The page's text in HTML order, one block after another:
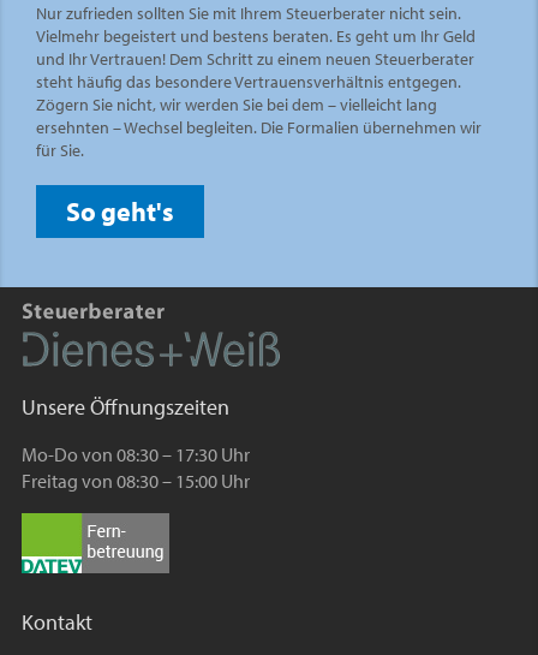
Nur zufrieden sollten Sie mit Ihrem Steuerberater nicht sein.
Vielmehr begeistert und bestens beraten. Es geht um Ihr Geld
und Ihr Vertrauen! Dem Schritt zu einem neuen Steuerberater
steht häufig das besondere Vertrauensverhältnis entgegen.
Zögern Sie nicht, wir werden Sie bei dem – vielleicht lang
ersehnten – Wechsel begleiten. Die Formalien übernehmen wir
für Sie.
So geht's
Unsere Öffnungszeiten
Mo-Do von 08:30 – 17:30 Uhr
Freitag von 08:30 – 15:00 Uhr
Kontakt